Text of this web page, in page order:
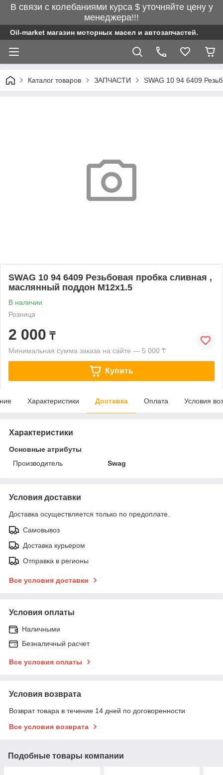
В связи с колебаниями курса $ уточняйте цену у
менеджера!!!
Oil-market магазин моторных масел и автозапчастей.
Каталог товаров ЗАПЧАСТИ SWAG 10 94 6409
SWAG 10 94 6409 Резьбовая пробка сливная ,
маслянный поддон M12x1.5
В наличии
Розница
2 000 ₸
Минимальная сумма заказа на сайте — 5 000 ₸
Купить
Характеристики Доставка Оплата Условия
Характеристики
Основные атрибуты
Производитель
Swag
Условия доставки
Доставка осуществляется только по предоплате.
Самовывоз
Доставка курьером
Отправка в регионы
Все условия доставки
Условия оплаты
Наличными
Безналичный расчет
Все условия оплаты
Условия возврата
Возврат товара в течение 14 дней по договоренности
Все условия возврата
Подобные товары компании